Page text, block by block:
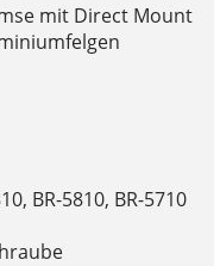
mit Direct Mount
BR-5810, BR-5710